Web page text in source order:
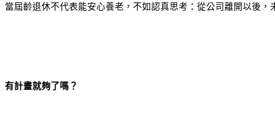
當屆齡退休不代表能安心養老，不如認真思考：從公司離開以後
有計畫就夠了嗎？